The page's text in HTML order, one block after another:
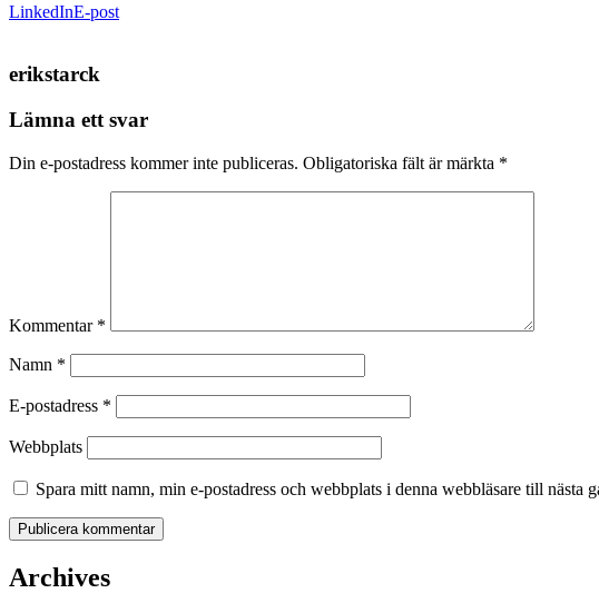
LinkedInE-post
erikstarck
Lämna ett svar
Din e-postadress kommer inte publiceras. Obligatoriska fält är märkta *
Kommentar *
Namn *
E-postadress *
Webbplats
Spara mitt namn, min e-postadress och webbplats i denna webbläsare till nästa
Archives